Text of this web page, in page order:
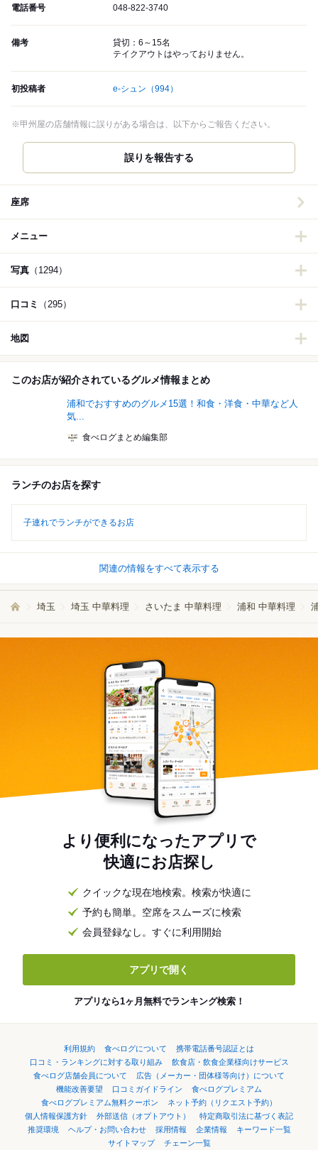
電話番号 048-822-3740
備考
貸切：6～15名
テイクアウトはやっておりません。
初投稿者 e-シュン （994）
※甲州屋の店舗情報に誤りがある場合は、以下からご報告ください。
誤りを報告する
座席
メニュー
写真 （1294）
口コミ （295）
地図
このお店が紹介されているグルメ情報まとめ
浦和でおすすめのグルメ15選！和食・洋食・中華など人
気...
食べログまとめ編集部
ランチのお店を探す
子連れでランチができるお店
関連の情報をすべて表示する
埼玉 埼玉 中華料理 さいたま 中華料理 浦和 中華料理
より便利になったアプリで
快適にお店探し
クイックな現在地検索。検索が快適に
予約も簡単。空席をスムーズに検索
会員登録なし。すぐに利用開始
アプリで開く
アプリなら1ヶ月無料でランキング検索！
利用規約 食べログについて
携帯電話番号認証とは
口コミ・ランキングに対する取り組み
飲食店・飲食企業様向けサービス
食べログ店舗会員について
広告（メーカー・団体様等向け）について
機能改善要望
口コミガイドライン
食べログプレミアム
食べログプレミアム無料クーポン
ネット予約（リクエスト予約）
個人情報保護方針
外部送信（オプトアウト）
特定商取引法に基づく表記
推奨環境
ヘルプ・お問い合わせ 採用情報 企業情報
キーワード一覧
サイトマップ
チェーン一覧